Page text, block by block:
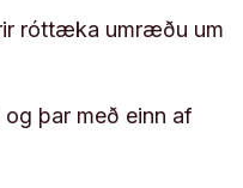
róttæka umræðu um
þar með einn af